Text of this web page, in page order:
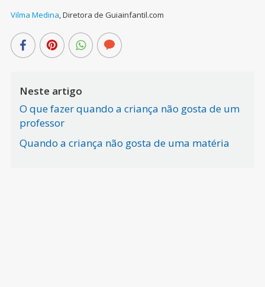
Vilma Medina,Diretora de Guiainfantil.com
Neste artigo
O que fazer quando a criança não gosta de um
professor
Quando a criança não gosta de uma matéria